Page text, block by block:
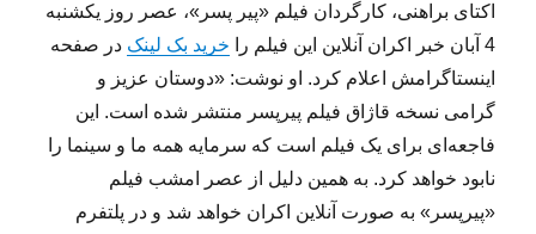
اکتای براهنی، کارگردان فیلم «پیر پسر»، عصر روز یکشنبه
4 آبان خبر اکران آنلاین این فیلم را
خرید بک لینک در صفحه
اینستاگرامش اعلام کرد. او نوشت: «دوستان عزیز و
گرامی نسخه قاژاق فیلم پیرپسر منتشر شده است. این
فاجعه‌ای برای یک فیلم است که سرمایه همه ما و سینما را
نابود خواهد کرد. به همین دلیل از عصر امشب فیلم
«پیرپسر» به صورت آنلاین اکران خواهد شد و در پلتفرم